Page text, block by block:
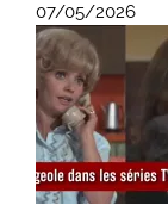
07/05/2026